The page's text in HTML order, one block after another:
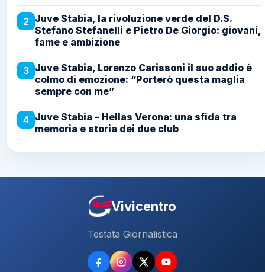
2 Juve Stabia, la rivoluzione verde del D.S.
Stefano Stefanelli e Pietro De Giorgio: giovani,
fame e ambizione
3 Juve Stabia, Lorenzo Carissoni il suo addio è
colmo di emozione: “Porterò questa maglia
sempre con me”
4 Juve Stabia – Hellas Verona: una sfida tra
memoria e storia dei due club
Vivicentro
Testata Giornalistica